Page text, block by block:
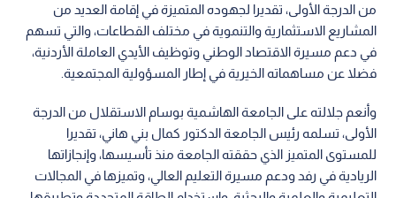
من الدرجة الأولى، تقديرا لجهوده المتميزة في إقامة العديد من
المشاريع الاستثمارية والتنموية في مختلف القطاعات، والتي تسهم
في دعم مسيرة الاقتصاد الوطني وتوظيف الأيدي العاملة الأردنية،
فضلا عن مساهماته الخيرية في إطار المسؤولية المجتمعية.
وأنعم جلالته على الجامعة الهاشمية بوسام الاستقلال من الدرجة
الأولى، تسلمه رئيس الجامعة الدكتور كمال بني هاني، تقديرا
للمستوى المتميز الذي حققته الجامعة منذ تأسيسها، وإنجازاتها
الريادية في رفد ودعم مسيرة التعليم العالي، وتميزها في المجالات